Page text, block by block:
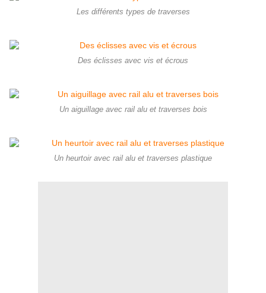
Les différents types de traverses
Des éclisses avec vis et écrous
Un aiguillage avec rail alu et traverses bois
Un heurtoir avec rail alu et traverses plastique